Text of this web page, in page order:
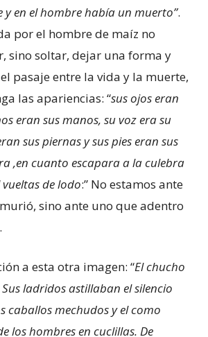
en el hombre había un muerto”.
por el hombre de maíz no
sino soltar, dejar una forma y
pasaje entre la vida y la muerte,
las apariencias: “sus ojos eran
eran sus manos, su voz era su
sus piernas y sus pies eran sus
,en cuanto escapara a la culebra
de lodo:” No estamos ante
sino ante uno que adentro
a esta otra imagen: “El chucho
ladridos astillaban el silencio
caballos mechudos y el como
los hombres en cuclillas. De